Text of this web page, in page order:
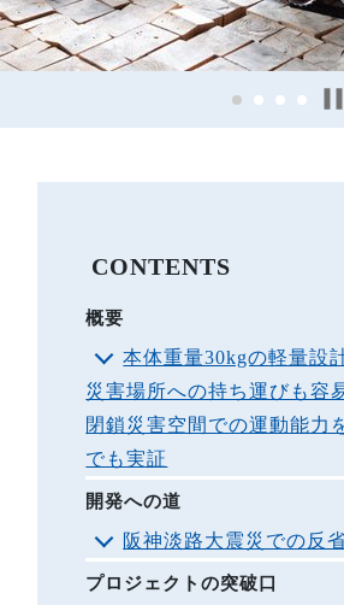
CONTENTS
概要
本体重量30kgの軽量設
災害場所への持ち運びも容
閉鎖災害空間での運動能力
でも実証
開発への道
阪神淡路大震災での反
プロジェクトの突破口